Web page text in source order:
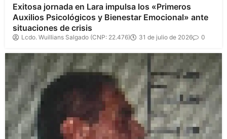
Exitosa jornada en Lara impulsa los «Primeros
Auxilios Psicológicos y Bienestar Emocional» ante
situaciones de crisis
Lcdo. Wuillians Salgado (CNP: 22.476) 31 de julio de 2026 0